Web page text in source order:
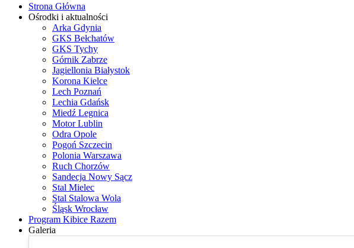
Strona Główna
Ośrodki i aktualności
Arka Gdynia
GKS Bełchatów
GKS Tychy
Górnik Zabrze
Jagiellonia Białystok
Korona Kielce
Lech Poznań
Lechia Gdańsk
Miedź Legnica
Motor Lublin
Odra Opole
Pogoń Szczecin
Polonia Warszawa
Ruch Chorzów
Sandecja Nowy Sącz
Stal Mielec
Stal Stalowa Wola
Śląsk Wrocław
Program Kibice Razem
Galeria